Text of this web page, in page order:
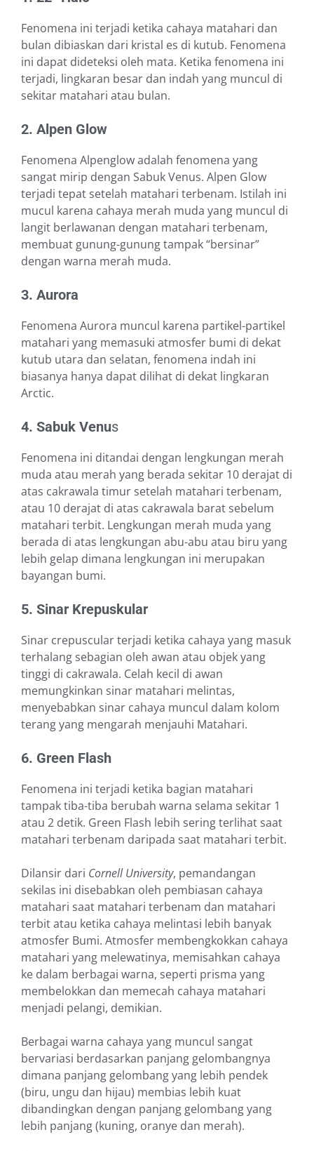
Fenomena ini terjadi ketika cahaya matahari dan
bulan dibiaskan dari kristal es di kutub. Fenomena
ini dapat dideteksi oleh mata. Ketika fenomena ini
terjadi, lingkaran besar dan indah yang muncul di
sekitar matahari atau bulan.
2. Alpen Glow
Fenomena Alpenglow adalah fenomena yang
sangat mirip dengan Sabuk Venus. Alpen Glow
terjadi tepat setelah matahari terbenam. Istilah ini
mucul karena cahaya merah muda yang muncul di
langit berlawanan dengan matahari terbenam,
membuat gunung-gunung tampak “bersinar”
dengan warna merah muda.
3. Aurora
Fenomena Aurora muncul karena partikel-partikel
matahari yang memasuki atmosfer bumi di dekat
kutub utara dan selatan, fenomena indah ini
biasanya hanya dapat dilihat di dekat lingkaran
Arctic.
4. Sabuk Venus
Fenomena ini ditandai dengan lengkungan merah
muda atau merah yang berada sekitar 10 derajat di
atas cakrawala timur setelah matahari terbenam,
atau 10 derajat di atas cakrawala barat sebelum
matahari terbit. Lengkungan merah muda yang
berada di atas lengkungan abu-abu atau biru yang
lebih gelap dimana lengkungan ini merupakan
bayangan bumi.
5. Sinar Krepuskular
Sinar crepuscular terjadi ketika cahaya yang masuk
terhalang sebagian oleh awan atau objek yang
tinggi di cakrawala. Celah kecil di awan
memungkinkan sinar matahari melintas,
menyebabkan sinar cahaya muncul dalam kolom
terang yang mengarah menjauhi Matahari.
6. Green Flash
Fenomena ini terjadi ketika bagian matahari
tampak tiba-tiba berubah warna selama sekitar 1
atau 2 detik. Green Flash lebih sering terlihat saat
matahari terbenam daripada saat matahari terbit.
Dilansir dari Cornell University, pemandangan
sekilas ini disebabkan oleh pembiasan cahaya
matahari saat matahari terbenam dan matahari
terbit atau ketika cahaya melintasi lebih banyak
atmosfer Bumi. Atmosfer membengkokkan cahaya
matahari yang melewatinya, memisahkan cahaya
ke dalam berbagai warna, seperti prisma yang
membelokkan dan memecah cahaya matahari
menjadi pelangi, demikian.
Berbagai warna cahaya yang muncul sangat
bervariasi berdasarkan panjang gelombangnya
dimana panjang gelombang yang lebih pendek
(biru, ungu dan hijau) membias lebih kuat
dibandingkan dengan panjang gelombang yang
lebih panjang (kuning, oranye dan merah).